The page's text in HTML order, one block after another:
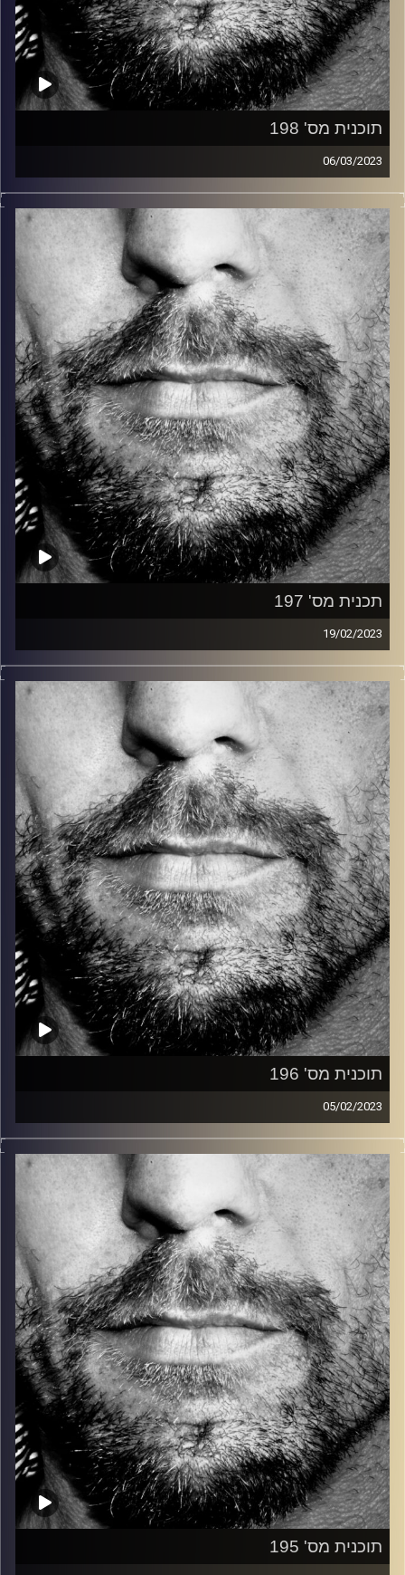
תוכנית מס' 198
06/03/2023
זיפים, מוזיקה מחוספסת של הופעות חיות. הרבה ג'אם, רוק,
בלוז, bluegrass, ג'אז, Fאנק, פרוגרסיב ואפילו אלקטרוניקה.
כל מה שחי, אמיתי ונושם.
עם שמוליק רגב.
קרדיט תמונות: David Goehring
תכנית מס' 197
19/02/2023
זיפים, מוזיקה מחוספסת של הופעות חיות. הרבה ג'אם, רוק,
בלוז, bluegrass, ג'אז, Fאנק, פרוגרסיב ואפילו אלקטרוניקה.
כל מה שחי, אמיתי ונושם.
עם שמוליק רגב.
קרדיט תמונות: David Goehring
תוכנית מס' 196
05/02/2023
זיפים, מוזיקה מחוספסת של הופעות חיות. הרבה ג'אם, רוק,
בלוז, bluegrass, ג'אז, Fאנק, פרוגרסיב ואפילו אלקטרוניקה.
כל מה שחי, אמיתי ונושם.
עם שמוליק רגב.
קרדיט תמונות: David Goehring
תוכנית מס' 195